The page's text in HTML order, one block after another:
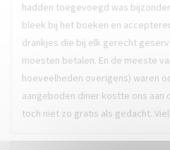
hadden toegevoegd was
bleek bij het boeken en
drankjes die bij elk gerecht
moesten betalen. En de meeste
hoeveelheden overigens) waren
aangeboden diner kostte ons aan
toch niet zo gratis als gedacht.